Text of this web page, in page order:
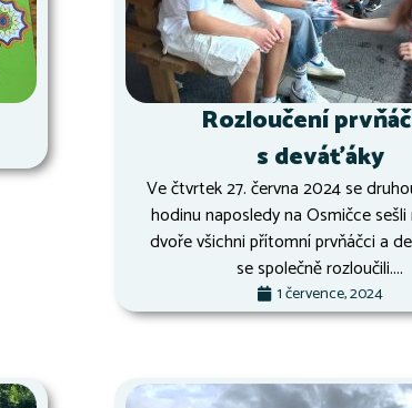
Rozloučení
s deváťáky
Ve čtvrtek 27. června 2024 se
hodinu naposledy na Osmičce
dvoře všichni přítomní prvňáčci a
se společně rozloučili....
1 července, 2024